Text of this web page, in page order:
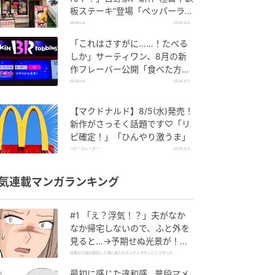
板ステーキ”登場「ペッパーラン
チを潰しに来たぞ……」
All About 2026.8.6
「これはさすがに……！たべる
しか」サーティワン、8月の新
作フレーバー公開「食べた方が
良いですよスイカサマーは」
All About 2026.8.5
【マクドナルド】8/5(水)発売！
新作がさっそく話題です♡「リ
ピ確定！」「ひんやり激うま」
ベビーカレンダー 2026.8.6
連載マンガランキング
#1 「え？浮気！？」夫がなか
なか帰宅しないので、ふと外を
見ると…→予期せぬ光景が！｜
旦那の不倫が発覚して頭に来た
旦那の不倫が発覚して頭に来たのでメチャクチャにしてやった